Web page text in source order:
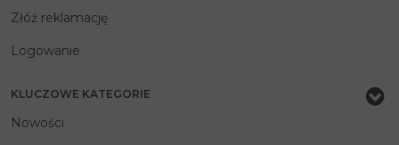
Złóż reklamację
Logowanie
KLUCZOWE KATEGORIE
Nowości